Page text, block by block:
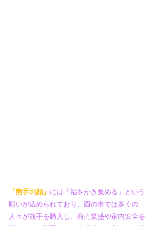
「熊手の顔」 には「福をかき集める」という
願いが込められており、酉の市では多くの
人々が熊手を購入し、商売繁盛や家内安全を